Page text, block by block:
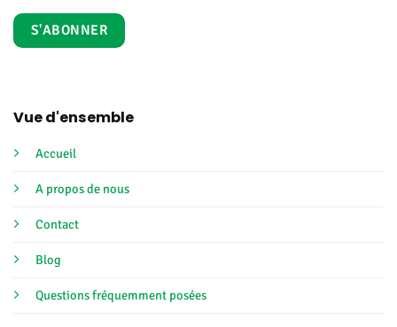
Vue d'ensemble
Accueil
A propos de nous
Contact
Blog
Questions fréquemment posées